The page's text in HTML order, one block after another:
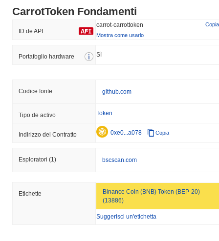
CarrotToken Fondamenti
ID de API
carrot-carrottoken
Copia
Mostra come usarlo
Portafoglio hardware Sì
Codice fonte github.com
Tipo de activo Token
Indirizzo del Contratto 0xe0...a078 Copia
Esploratori (1) bscscan.com
Etichette
Binance Coin (BNB) Token (BEP-20)
(13886)
Suggerisci un'etichetta